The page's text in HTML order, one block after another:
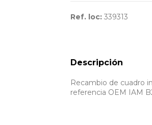
Ref. loc: 339313
Descripción
Recambio de cuadro
referencia OEM IAM